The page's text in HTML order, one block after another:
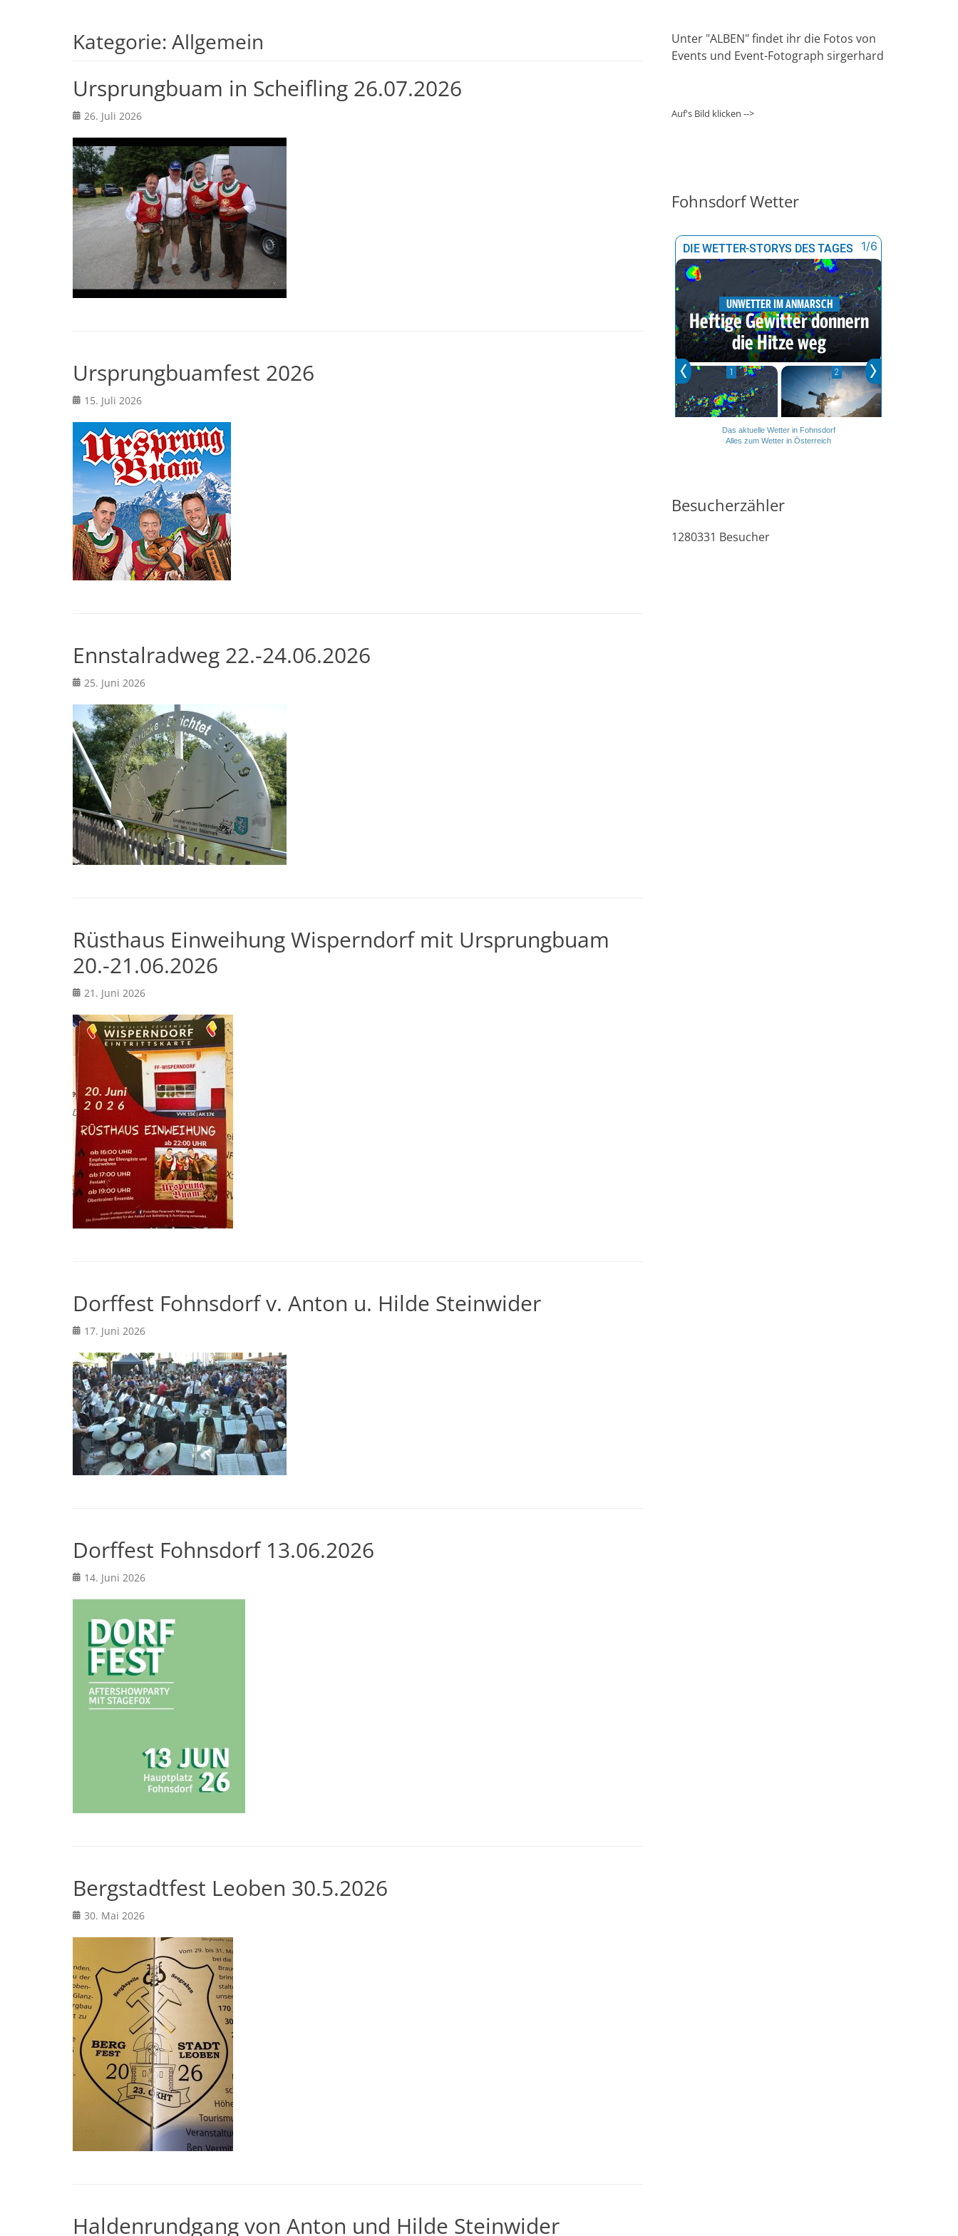
Kategorie: Allgemein
Ursprungbuam in Scheifling 26.07.2026
Posted
26. Juli 2026
Ursprungbuamfest 2026
Posted
15. Juli 2026
Ennstalradweg 22.-24.06.2026
Posted
25. Juni 2026
Rüsthaus Einweihung Wisperndorf mit Ursprungbuam
20.-21.06.2026
Posted
21. Juni 2026
Dorffest Fohnsdorf v. Anton u. Hilde Steinwider
Posted
17. Juni 2026
Dorffest Fohnsdorf 13.06.2026
Posted
14. Juni 2026
Bergstadtfest Leoben 30.5.2026
Posted
30. Mai 2026
Haldenrundgang von Anton und Hilde Steinwider
Unter "ALBEN" findet ihr die Fotos von
Events und Event-Fotograph sirgerhard
Auf's Bild klicken -->
Fohnsdorf Wetter
Das aktuelle Wetter in Fohnsdorf
Alles zum Wetter in Österreich
Besucherzähler
1280331 Besucher